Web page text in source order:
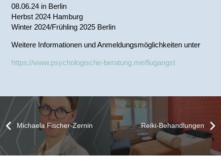
08.06.24 in Berlin
Herbst 2024 Hamburg
Winter 2024/Frühling 2025 Berlin
Weitere Informationen und Anmeldungsmöglichkeiten unter
https://www.psychologische-beratung.me/flugangst
Michaela Fischer-Zernin Reiki-Behandlungen